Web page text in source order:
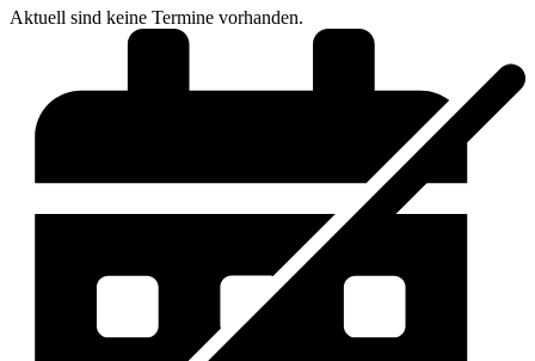
Aktuell sind keine Termine vorhanden.